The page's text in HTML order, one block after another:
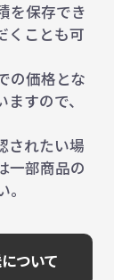
を保存でき
くことも可
の価格とな
すので、
されたい場
一部商品の
ついて